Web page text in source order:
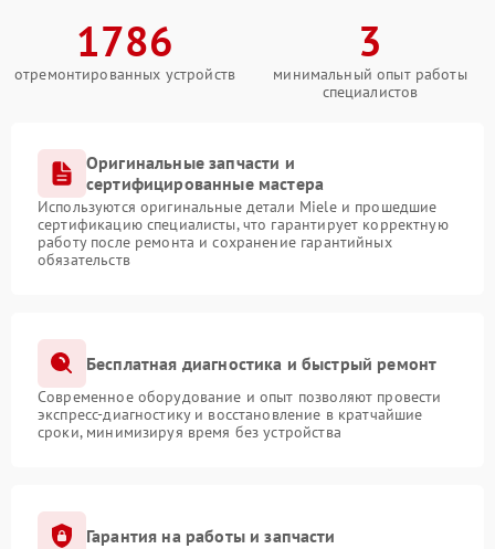
1786
отремонтированных устройств
3
минимальный опыт работы
специалистов
Оригинальные запчасти и
сертифицированные мастера
Используются оригинальные детали Miele и прошедшие
сертификацию специалисты, что гарантирует корректную
работу после ремонта и сохранение гарантийных
обязательств
Бесплатная диагностика и быстрый ремонт
Современное оборудование и опыт позволяют провести
экспресс-диагностику и восстановление в кратчайшие
сроки, минимизируя время без устройства
Гарантия на работы и запчасти